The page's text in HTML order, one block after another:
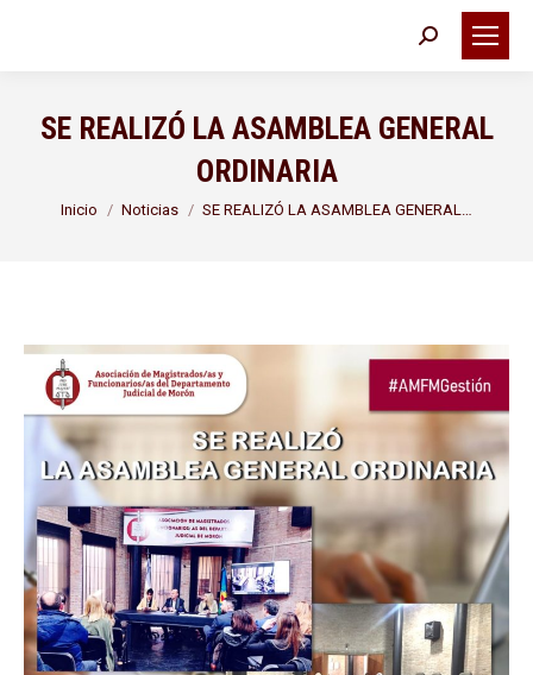
Buscar:
SE REALIZÓ LA ASAMBLEA GENERAL
ORDINARIA
Estás aquí:
Inicio Noticias SE REALIZÓ LA ASAMBLEA GENERAL…